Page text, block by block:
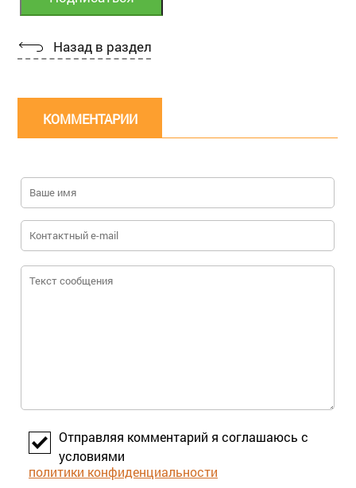
Назад в раздел
КОММЕНТАРИИ
Отправляя комментарий я соглашаюсь с
условиями
политики конфиденциальности